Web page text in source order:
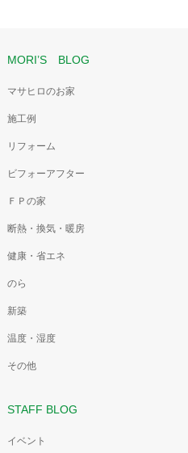
MORI’S BLOG
マサヒロのお家
施工例
リフォーム
ビフォーアフター
ＦＰの家
断熱・換気・暖房
健康・省エネ
のら
新築
温度・湿度
その他
STAFF BLOG
イベント